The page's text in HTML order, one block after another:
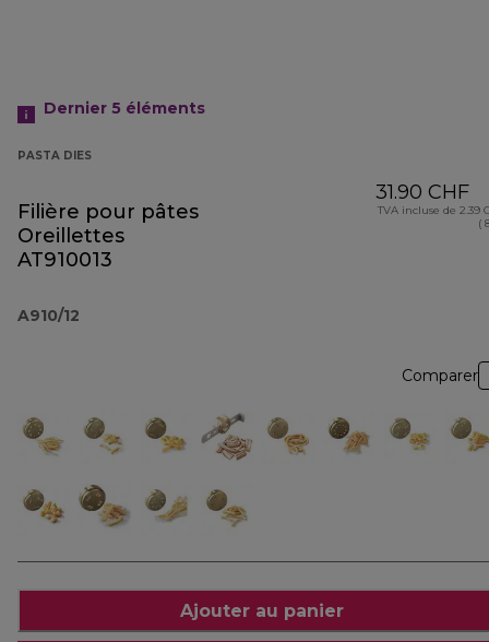
Dernier 5 éléments
PASTA DIES
Filière pour pâtes
Oreillettes
AT910013
A910/12
31.90 CHF
TVA incluse de 2.39
(
Comparer
Ajouter au panier